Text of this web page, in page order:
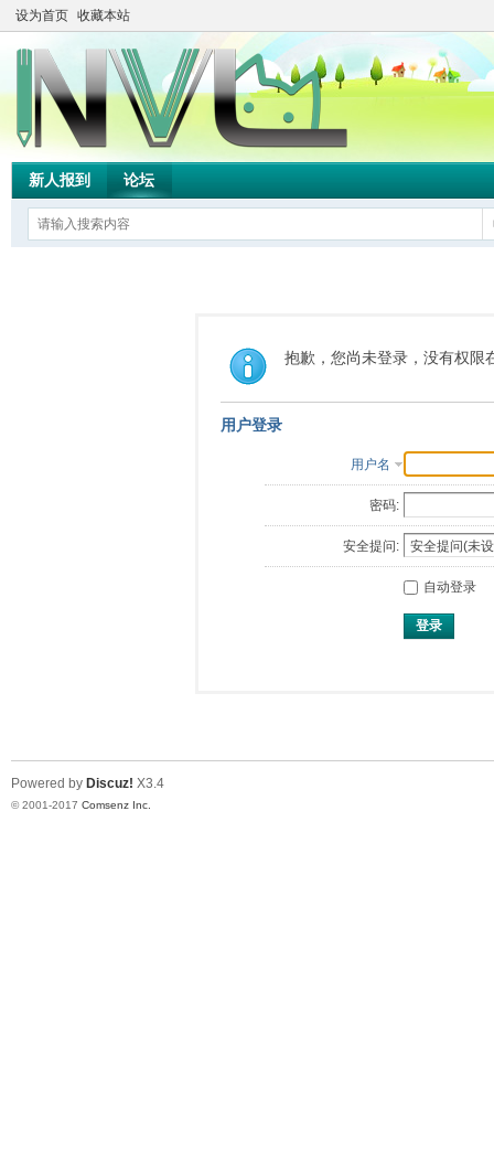
设为首页 收藏本站
新人报到 论坛
抱歉，您尚未登录，没有权限
用户登录
用户名
密码:
安全提问:
自动登录
登录
Powered by Discuz! X3.4
© 2001-2017 Comsenz Inc.